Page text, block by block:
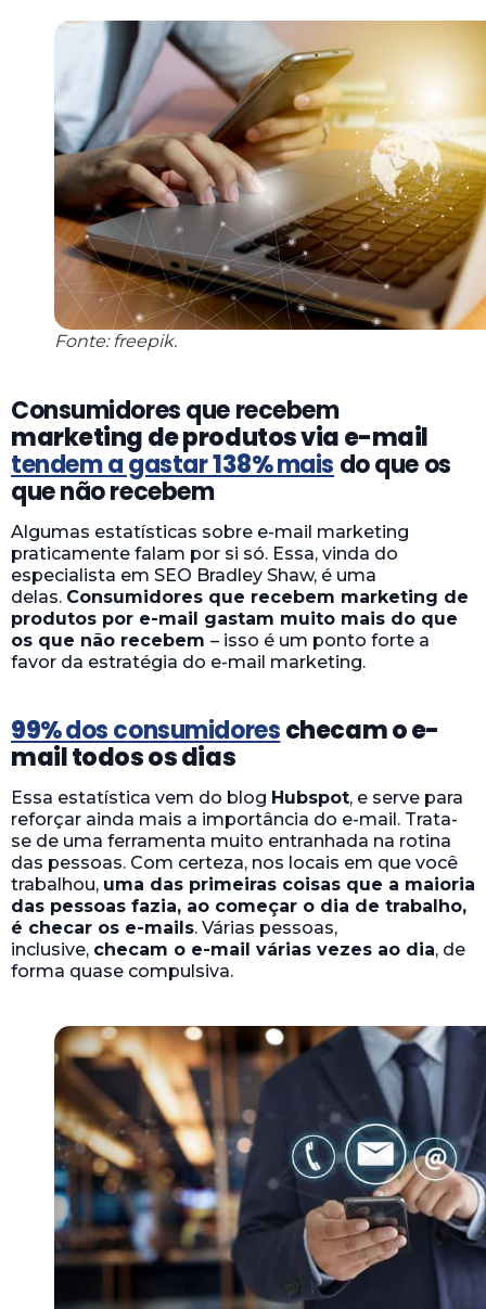
Fonte: freepik.
Consumidores que recebem
marketing de produtos via e-mail
tendem a gastar138%mais do que os
que não recebem
Algumas estatísticas sobre e-mail marketing
praticamente falam por si só. Essa, vinda do
especialista em SEO Bradley Shaw, é uma
delas. Consumidores que recebem marketing de
produtos por e-mail gastam muito mais do que
os que não recebem – isso é um ponto forte a
favor da estratégia do e-mail marketing.
99%dos consumidoreschecam o e-
mail todos os dias
Essa estatística vem do blog Hubspot, e serve para
reforçar ainda mais a importância do e-mail. Trata-
se de uma ferramenta muito entranhada na rotina
das pessoas. Com certeza, nos locais em que você
trabalhou, uma das primeiras coisas que a maioria
das pessoas fazia, ao começar o dia de trabalho,
é checar os e-mails. Várias pessoas,
inclusive, checam o e-mail várias vezes ao dia, de
forma quase compulsiva.